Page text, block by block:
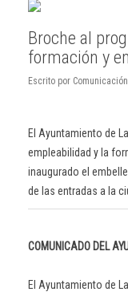
Broche al
formación y
Escrito por
El Ayuntamiento de
empleabilidad y la
inaugurado el
de las entradas a la
COMUNICADO DEL
El Ayuntamiento de